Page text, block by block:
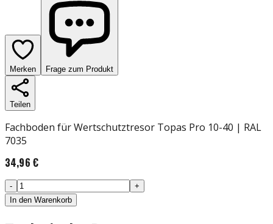
Merken Frage zum Produkt
Teilen
Fachboden für Wertschutztresor Topas Pro 10-40 | RAL
7035
34,96 €
-
+
In den Warenkorb